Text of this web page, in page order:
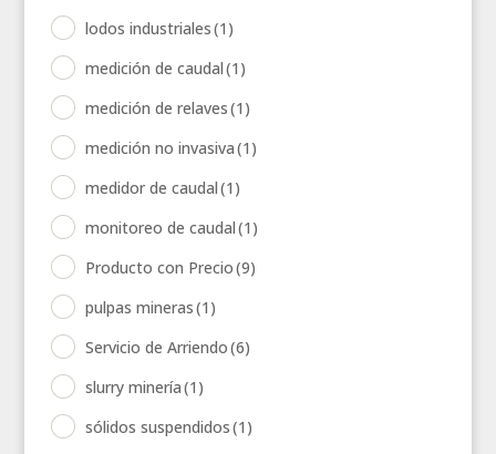
lodos industriales(1)
medición de caudal(1)
medición de relaves(1)
medición no invasiva(1)
medidor de caudal(1)
monitoreo de caudal(1)
Producto con Precio(9)
pulpas mineras(1)
Servicio de Arriendo(6)
slurry minería(1)
sólidos suspendidos(1)